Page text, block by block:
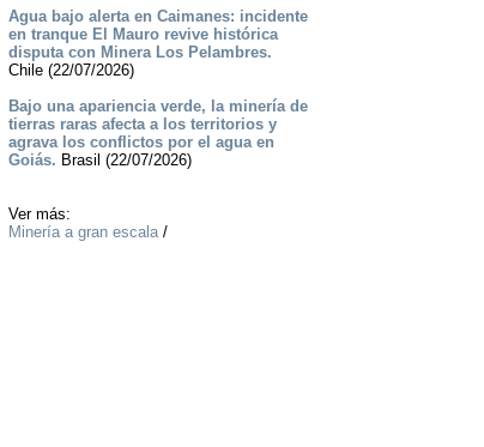
Agua bajo alerta en Caimanes: incidente
en tranque El Mauro revive histórica
disputa con Minera Los Pelambres.
Chile (22/07/2026)
Bajo una apariencia verde, la minería de
tierras raras afecta a los territorios y
agrava los conflictos por el agua en
Goiás. Brasil (22/07/2026)
Ver más:
Minería a gran escala/